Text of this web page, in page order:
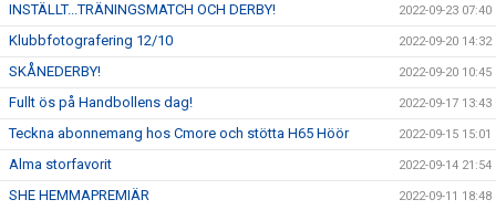
INSTÄLLT...TRÄNINGSMATCH OCH DERBY! 2022-09-23 07:40
Klubbfotografering 12/10 2022-09-20 14:32
SKÅNEDERBY! 2022-09-20 10:45
Fullt ös på Handbollens dag! 2022-09-17 13:43
Teckna abonnemang hos Cmore och stötta H65 Höör 2022-09-15 15:01
Alma storfavorit 2022-09-14 21:54
SHE HEMMAPREMIÄR 2022-09-11 18:48